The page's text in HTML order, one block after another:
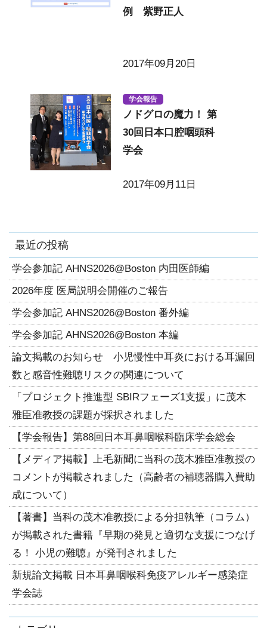
例 紫野正人
2017年09月20日
学会報告
ノドグロの魔力！ 第
30回日本口腔咽頭科
学会
2017年09月11日
最近の投稿
学会参加記 AHNS2026@Boston 内田医師編
2026年度 医局説明会開催のご報告
学会参加記 AHNS2026@Boston 番外編
学会参加記 AHNS2026@Boston 本編
論文掲載のお知らせ 小児慢性中耳炎における耳漏回
数と感音性難聴リスクの関連について
「プロジェクト推進型 SBIRフェーズ1支援」に茂木
雅臣准教授の課題が採択されました
【学会報告】第88回日本耳鼻咽喉科臨床学会総会
【メディア掲載】上毛新聞に当科の茂木雅臣准教授の
コメントが掲載されました（高齢者の補聴器購入費助
成について）
【著書】当科の茂木准教授による分担執筆（コラム）
が掲載された書籍『早期の発見と適切な支援につなげ
る！ 小児の難聴』が発刊されました
新規論文掲載 日本耳鼻咽喉科免疫アレルギー感染症
学会誌